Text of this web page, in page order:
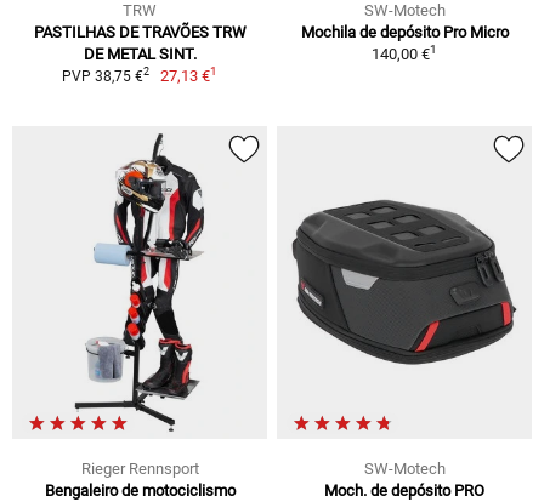
TRW
PASTILHAS DE TRAVÕES TRW
DE METAL SINT.
PVP 38,75 €2 27,13 €1
SW-Motech
Mochila de depósito Pro Micro
140,00 €1
Rieger Rennsport
Bengaleiro de motociclismo
SW-Motech
Moch. de depósito PRO